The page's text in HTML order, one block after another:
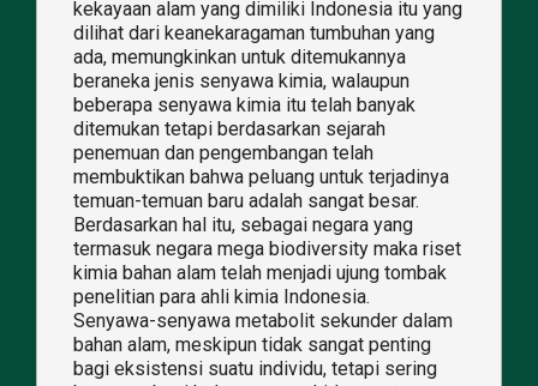
kekayaan alam yang dimiliki Indonesia itu yang
dilihat dari keanekaragaman tumbuhan yang
ada, memungkinkan untuk ditemukannya
beraneka jenis senyawa kimia, walaupun
beberapa senyawa kimia itu telah banyak
ditemukan tetapi berdasarkan sejarah
penemuan dan pengembangan telah
membuktikan bahwa peluang untuk terjadinya
temuan-temuan baru adalah sangat besar.
Berdasarkan hal itu, sebagai negara yang
termasuk negara mega biodiversity maka riset
kimia bahan alam telah menjadi ujung tombak
penelitian para ahli kimia Indonesia.
Senyawa-senyawa metabolit sekunder dalam
bahan alam, meskipun tidak sangat penting
bagi eksistensi suatu individu, tetapi sering